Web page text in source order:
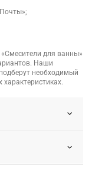
для ванны»
Наши
необходимый